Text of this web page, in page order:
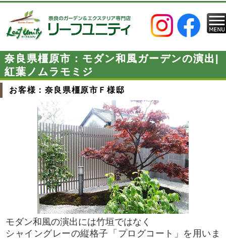
奈良県橿原市：モダン和風ガーデンの演出|
紅葉ノムラモミジ
お客様：奈良県橿原市Ｆ様邸
モダン和風の演出には竹垣ではなく
シャイングレーの縦格子「プログコート」を用いま